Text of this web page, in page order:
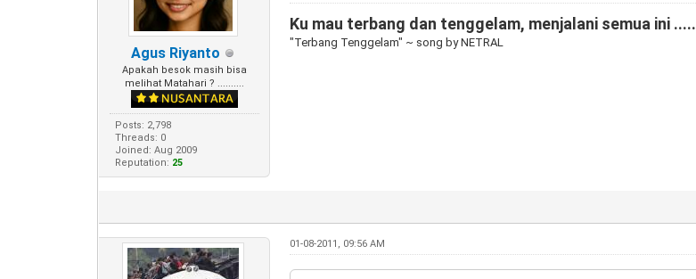
Agus Riyanto
Apakah besok masih bisa
melihat Matahari ? ..........
Posts: 2,798
Threads: 0
Joined: Aug 2009
Reputation: 25
Ku mau terbang dan tenggelam, menjalani semua ini .....
"Terbang Tenggelam" ~ song by NETRAL
01-08-2011, 09:56 AM